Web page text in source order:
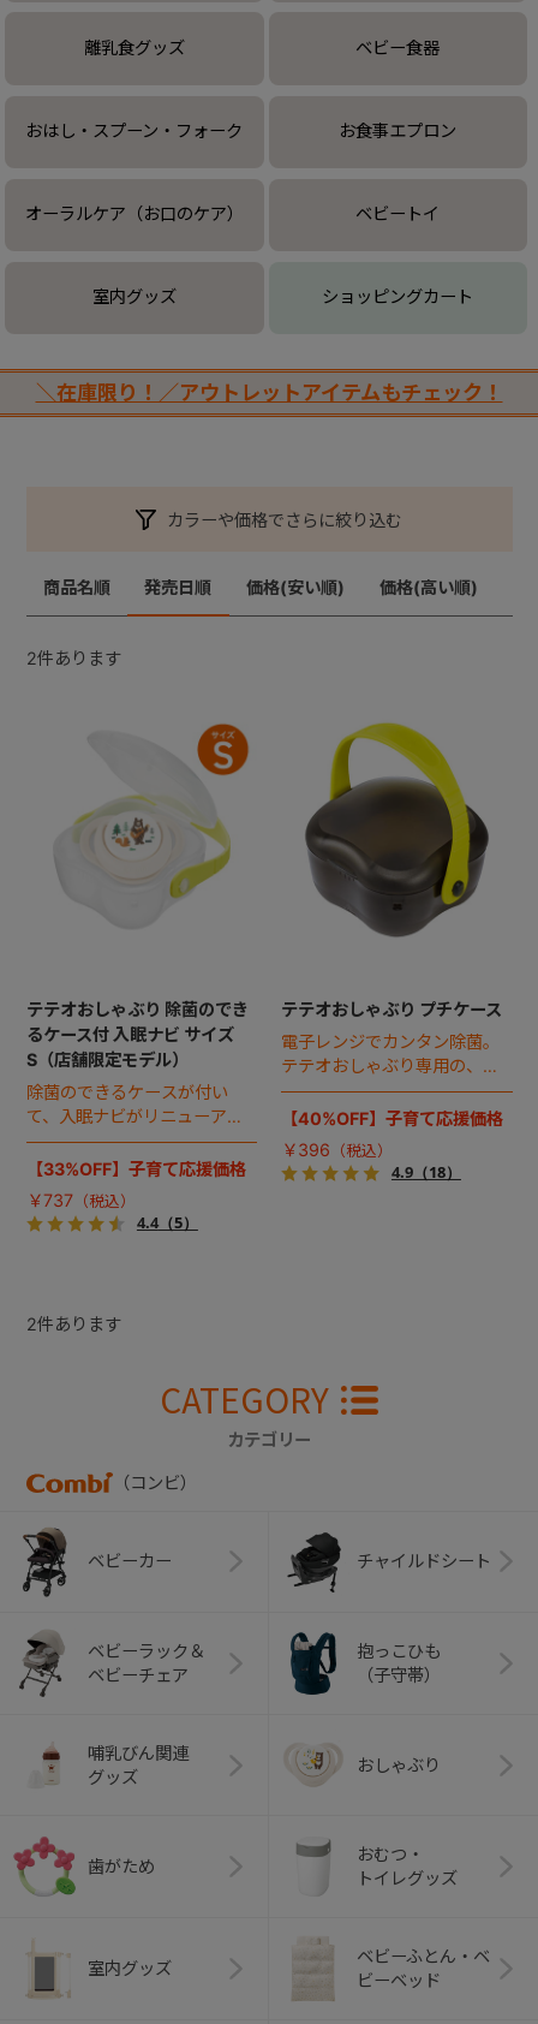
離乳食グッズ ベビー食器
おはし・スプーン・フォーク お食事エプロン
オーラルケア（お口のケア） ベビートイ
室内グッズ ショッピングカート
＼在庫限り！／アウトレットアイテムもチェック！
カラーや価格でさらに絞り込む
商品名順 発売日順 価格(安い順) 価格(高い順)
2件あります
テテオおしゃぶり 除菌のでき
るケース付 入眠ナビ サイズ
S（店舗限定モデル）
除菌のできるケースが付い
て、入眠ナビがリニューア
ル！
【33%OFF】子育て応援価格
￥737
4.4（5）
テテオおしゃぶり プチケース
電子レンジでカンタン除菌。
テテオおしゃぶり専用の、お
でかけに便利なプチケースで
す。
【40%OFF】子育て応援価格
￥396
4.9（18）
2件あります
CATEGORY
カテゴリー
（コンビ）
ベビーカー チャイルドシート
ベビーラック＆
ベビーチェア
抱っこひも
（子守帯）
哺乳びん関連
グッズ
おしゃぶり
歯がため
おむつ・
トイレグッズ
室内グッズ
ベビーふとん・ベ
ビーベッド